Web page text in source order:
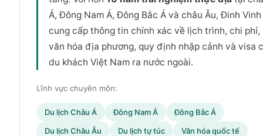
Á, Đông Nam Á, Đông Bắc Á và châu Âu, Đinh Vinh
cung cấp thông tin chính xác về lịch trình, chi phí,
văn hóa địa phương, quy định nhập cảnh và visa
du khách Việt Nam ra nước ngoài.
Lĩnh vực chuyên môn:
Du lịch Châu Á Đông Nam Á
Đông Bắc Á
Du lịch Châu Âu
Du lịch tự túc
Văn hóa quốc tế